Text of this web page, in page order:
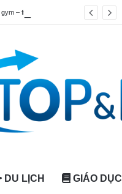
DU LỊCH GIÁO DỤC